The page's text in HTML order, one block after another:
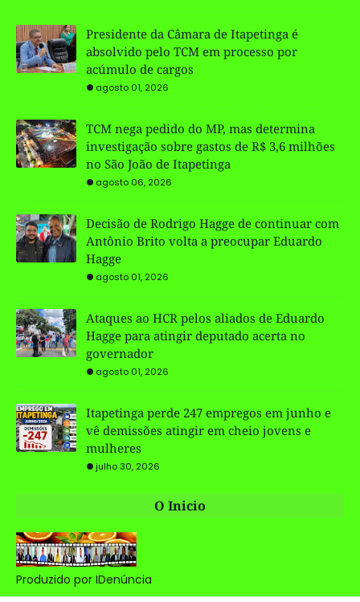
Presidente da Câmara de Itapetinga é
absolvido pelo TCM em processo por
acúmulo de cargos
agosto 01, 2026
TCM nega pedido do MP, mas determina
investigação sobre gastos de R$ 3,6 milhões
no São João de Itapetinga
agosto 06, 2026
Decisão de Rodrigo Hagge de continuar com
Antônio Brito volta a preocupar Eduardo
Hagge
agosto 01, 2026
Ataques ao HCR pelos aliados de Eduardo
Hagge para atingir deputado acerta no
governador
agosto 01, 2026
Itapetinga perde 247 empregos em junho e
vê demissões atingir em cheio jovens e
mulheres
julho 30, 2026
O Inicio
Produzido por IDenúncia